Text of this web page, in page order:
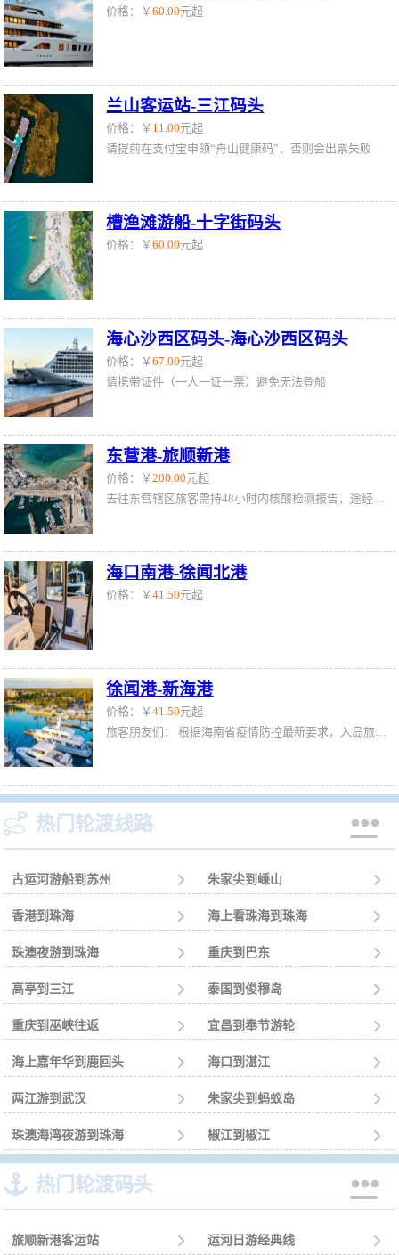
价格：￥60.00元起
兰山客运站-三江码头
价格：￥ 11.00元起
请提前在支付宝申领“舟山健康码”，否则会出票失败
槽渔滩游船-十字街码头
价格：￥60.00元起
海心沙西区码头-海心沙西区码头
价格：￥67.00元起
请携带证件（一人一证一票）避免无法登船
东营港-旅顺新港
价格：￥200.00元起
去往东营辖区旅客需持48小时内核酸检测报告，途经旅客填写承诺书后放行，具体防疫政策旅客可自行咨询东营港：0546-6098888
海口南港-徐闻北港
价格：￥41.50元起
徐闻港-新海港
价格：￥41.50元起
旅客朋友们： 根据海南省疫情防控最新要求，入岛旅客必须持48小时内一次以上核酸检测阴性证明登船（车、机），其中涉疫区旅客需提供间隔24小时的两次核酸检测阴性证明。全国风险管控地区分类和防控措施请查询海南省卫生健康委员会官网http://wst.hainan.gov.cn/swjw/index.html （注意：手机查询需拉到网页最底端选电脑版查询）；或拨打0898-12345市民热线查询。 如您未能按要求持48小时内核酸检测阴性结果报告，则需要在入琼口岸现场排队做核酸检测，
 热门轮渡线路 
古运河游船到苏州  朱家尖到嵊山 
香港到珠海  海上看珠海到珠海 
珠澳夜游到珠海  重庆到巴东 
高亭到三江  泰国到俊穆岛 
重庆到巫峡往返  宜昌到奉节游轮 
海上嘉年华到鹿回头  海口到湛江 
两江游到武汉  朱家尖到蚂蚁岛 
珠澳海湾夜游到珠海  椒江到椒江 
 热门轮渡码头 
旅顺新港客运站  运河日游经典线 